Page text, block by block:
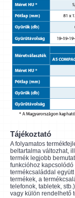
Tájékoztató
A folyamatos
beltartalma változhat,
termék legjobb
funkcióhoz
termékcsaláddal
termékek, a
telefonok, tabletek,
vagy külön rendelhető